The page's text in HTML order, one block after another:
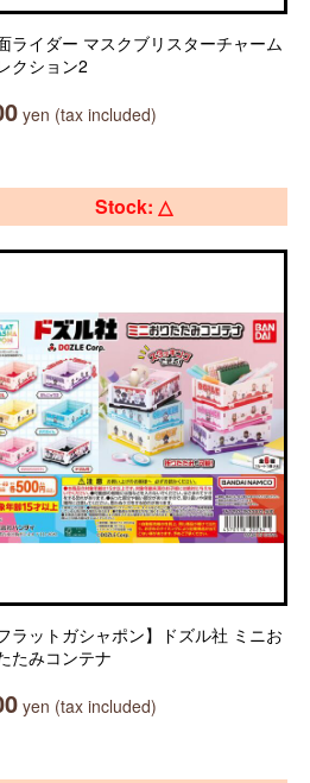
ライダー マスクブリスターチャーム
クション2
yen (tax included)
Stock: △
フラットガシャポン】ドズル社 ミニお
たみコンテナ
yen (tax included)